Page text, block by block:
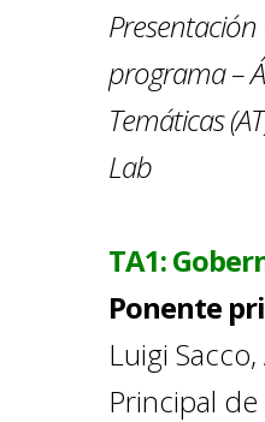
Presentación
programa –
Temáticas
Lab
TA1:
Ponente
Luigi
Principal